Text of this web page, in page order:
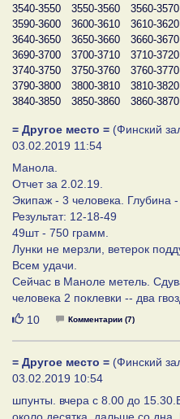
3540-3550
3550-3560 3560-3570
3590-3600
3600-3610 3610-3620
3640-3650
3650-3660 3660-3670
3690-3700
3700-3710 3710-3720
3740-3750
3750-3760 3760-3770
3790-3800
3800-3810 3810-3820
3840-3850
3850-3860 3860-3870
= Другое место = (Финский
03.02.2019 11:54
Манола.
Отчет за 2.02.19.
Экипаж - 3 человека. Глубина -
Результат: 12-18-49
49шт - 750 грамм.
Лунки не мерзли, ветерок
Всем удачи.
Сейчас в Маноле метель.
человека 2 поклевки -- два
Нравится
10 Комментарии (7)
= Другое место = (Финский
03.02.2019 10:54
шпунты. вчера с 8.00 до
около десятка, дальше со